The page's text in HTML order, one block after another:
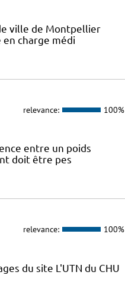
ville de Montpellier
charge médi
relevance: 100%
entre un poids
doit être pes
relevance: 100%
du site L'UTN du CHU